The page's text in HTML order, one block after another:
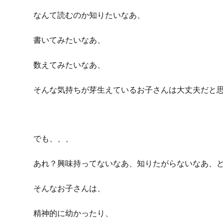
なんて読むのか知りたいなあ、
書いてみたいなあ、
数えてみたいなあ、
そんな気持ちが芽生えているお子さんは大丈夫だと思
でも、、、
あれ？興味持ってないなあ、知りたがらないなあ、
そんなお子さんは、
精神的に幼かったり、